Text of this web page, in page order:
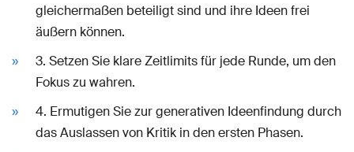
gleichermaßen beteiligt sind und ihre Ideen frei
äußern können.
3. Setzen Sie klare Zeitlimits für jede Runde, um den
Fokus zu wahren.
4. Ermutigen Sie zur generativen Ideenfindung durch
das Auslassen von Kritik in den ersten Phasen.